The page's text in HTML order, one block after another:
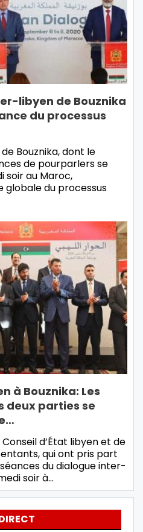
libyen de Bouznika
du processus
Bouznika, dont le
de pourparlers se
soir au Maroc,
du processus
à Bouznika: Les
deux parties se
d’État libyen et de
qui ont pris part
du dialogue inter-
soir à…